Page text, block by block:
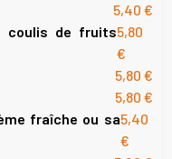
5,40 €
coulis de fruits5,80
€
5,80 €
5,80 €
fraîche ou sa5,40
€